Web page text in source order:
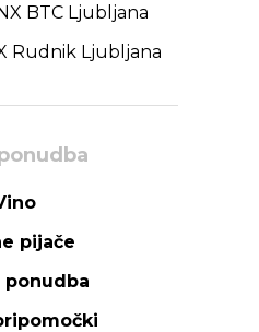
BTC Ljubljana
Rudnik Ljubljana
pijače
ponudba